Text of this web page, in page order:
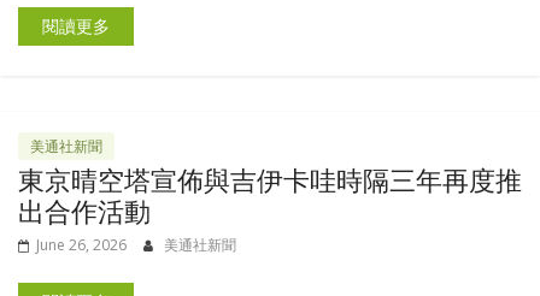
閱讀更多
美通社新聞
東京晴空塔宣佈與吉伊卡哇時隔三年再度推
出合作活動
June 26, 2026 美通社新聞